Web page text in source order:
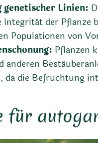
genetischer Linien:
Integrität der Pflanze
Populationen von
Pflanzen
anderen
da die Befruchtung
für